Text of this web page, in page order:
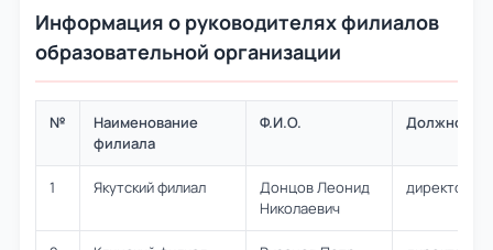
Информация о руководителях филиалов
образовательной организации
№
Наименование
филиала
Ф.И.О. Должность
1 Якутский филиал
Донцов Леонид
Николаевич
директор